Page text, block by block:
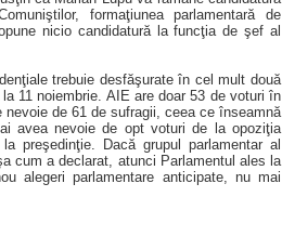
formaţiunea parlamentară de
nicio candidatură la funcţia de şef al
trebuie desfăşurate în cel mult două
11 noiembrie. AIE are doar 53 de voturi în
de 61 de sufragii, ceea ce înseamnă
avea nevoie de opt voturi de la opoziţia
preşedinţie. Dacă grupul parlamentar al
cum a declarat, atunci Parlamentul ales la
alegeri parlamentare anticipate, nu mai